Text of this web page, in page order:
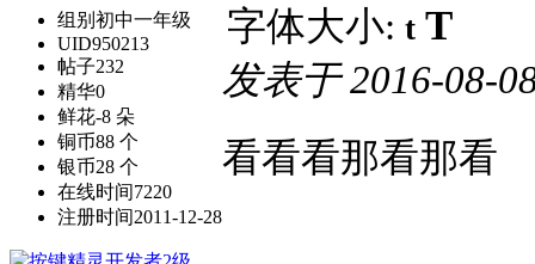
组别 初中一年级
UID950213
帖子232
精华0
鲜花-8 朵
铜币88 个
银币28 个
在线时间7220
注册时间2011-12-28
字体大小: t T
发表于2016-08-
看看看那看那看